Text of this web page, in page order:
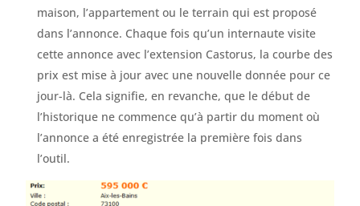
maison, l’appartement ou le terrain qui est proposé
dans l’annonce. Chaque fois qu’un internaute visite
cette annonce avec l’extension Castorus, la courbe des
prix est mise à jour avec une nouvelle donnée pour ce
jour-là. Cela signifie, en revanche, que le début de
l’historique ne commence qu’à partir du moment où
l’annonce a été enregistrée la première fois dans
l’outil.